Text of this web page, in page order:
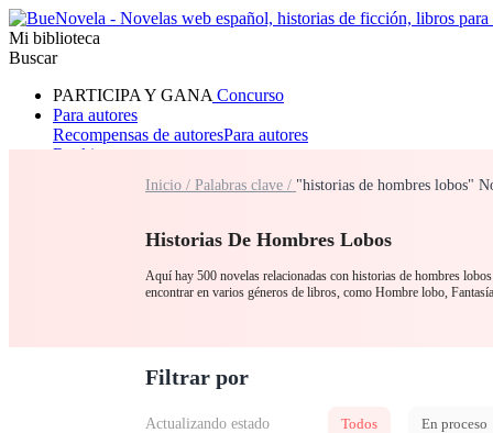
Mi biblioteca
Buscar
PARTICIPA Y GANA Concurso
Para autores
Recompensas de autoresPara autores
Ranking
RomanceHombre loboMafiaSistema Fantasía
Inicio / Palabras clave / "historias de hombres lobos"
Historias De Hombres Lobos
Aquí hay 500 novelas relacionadas con historias de hombres
encontrar en varios géneros de libros, como Hombre lobo,
Filtrar por
Actualizando estado Todos En proceso